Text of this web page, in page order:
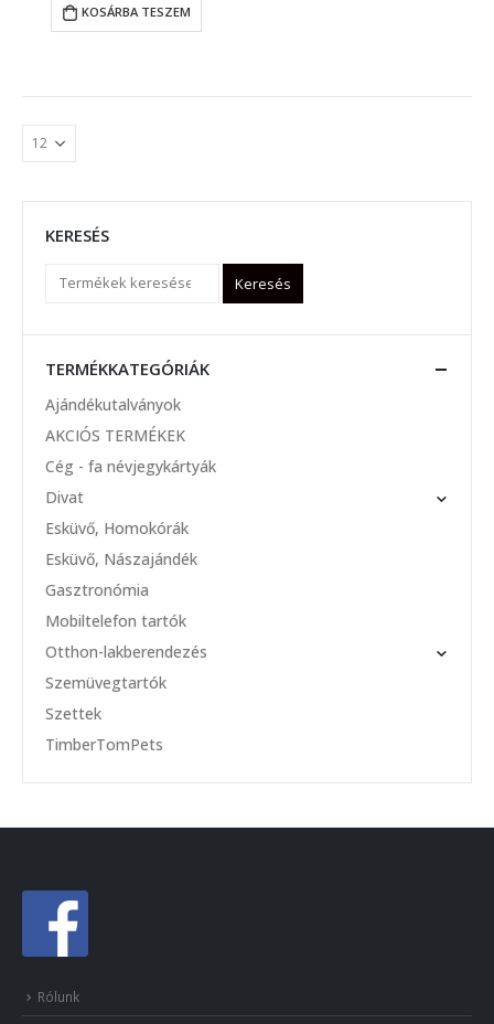
KOSÁRBA TESZEM
KERESÉS
Keresés
TERMÉKKATEGÓRIÁK
Ajándékutalványok
AKCIÓS TERMÉKEK
Cég - fa névjegykártyák
Divat
Esküvő, Homokórák
Esküvő, Nászajándék
Gasztronómia
Mobiltelefon tartók
Otthon-lakberendezés
Szemüvegtartók
Szettek
TimberTomPets
Rólunk